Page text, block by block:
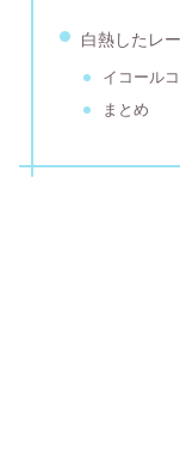
白熱したレ
イコール
まとめ